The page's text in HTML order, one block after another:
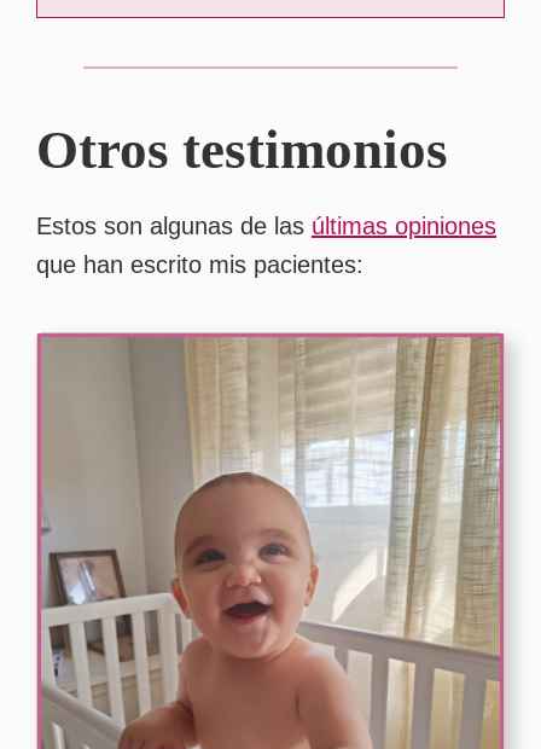
Otros testimonios
Estos son algunas de las últimas opiniones
que han escrito mis pacientes: